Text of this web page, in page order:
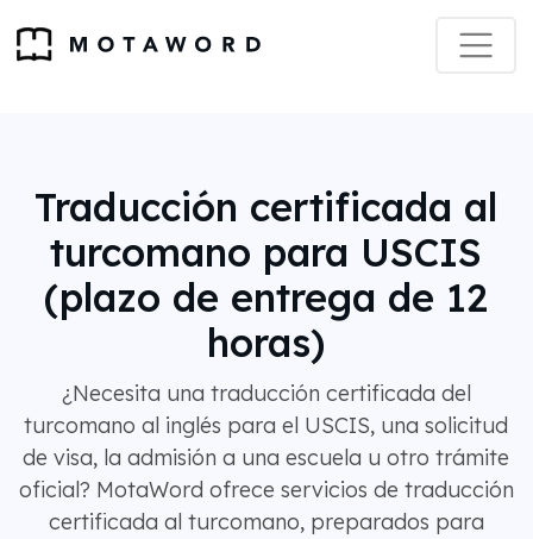
Traducción certificada al
turcomano para USCIS
(plazo de entrega de 12
horas)
¿Necesita una traducción certificada del
turcomano al inglés para el USCIS, una solicitud
de visa, la admisión a una escuela u otro trámite
oficial? MotaWord ofrece servicios de traducción
certificada al turcomano, preparados para